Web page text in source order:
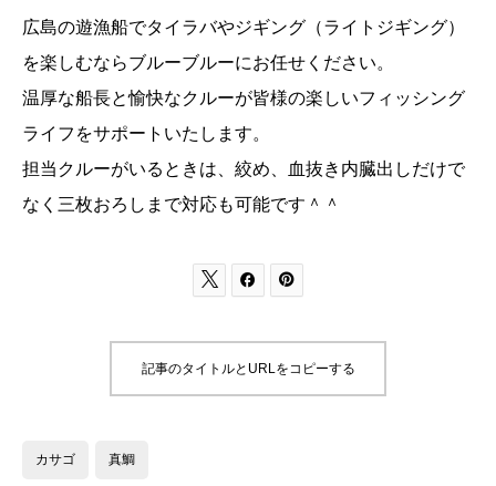
広島の遊漁船でタイラバやジギング（ライトジギング）
を楽しむならブルーブルーにお任せください。
温厚な船長と愉快なクルーが皆様の楽しいフィッシング
ライフをサポートいたします。
担当クルーがいるときは、絞め、血抜き内臓出しだけで
なく三枚おろしまで対応も可能です＾＾
  
記事のタイトルとURLをコピーする
カサゴ 真鯛